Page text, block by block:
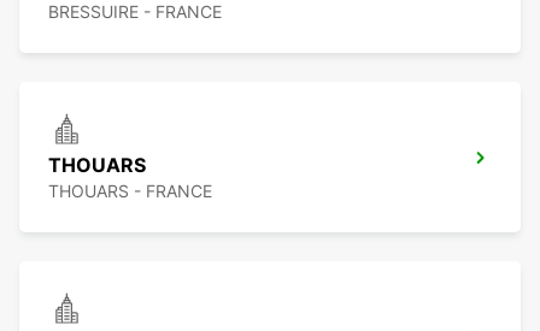
BRESSUIRE - FRANCE
THOUARS
THOUARS - FRANCE